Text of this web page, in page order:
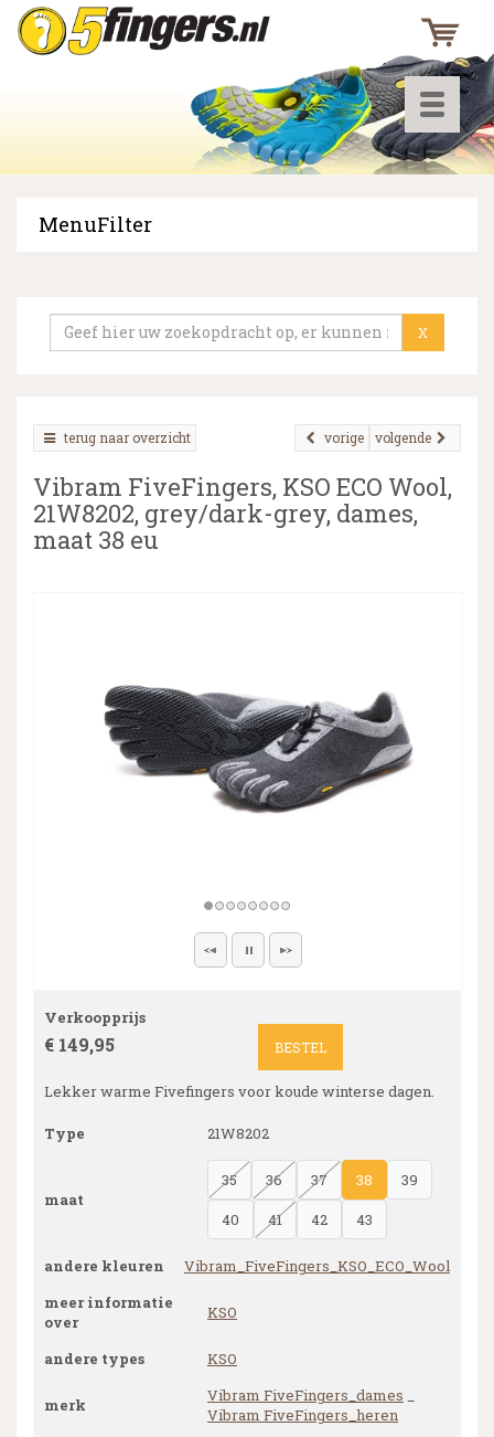
Toggle
MenuFilter
X
terug naar overzicht volgende
vorige
Vibram FiveFingers, KSO ECO Wool,
21W8202, grey/dark-grey, dames,
maat 38 eu
Verkoopprijs
€ 149,95 BESTEL
Lekker warme Fivefingers voor koude winterse dagen.
Type 21W8202
maat
35 36 37 38
39
40
41 42 43
andere kleuren
Vibram_FiveFingers_KSO_ECO_Wool
meer informatie
over
KSO
andere types KSO
merk Vibram FiveFingers_dames
Vibram FiveFingers_heren